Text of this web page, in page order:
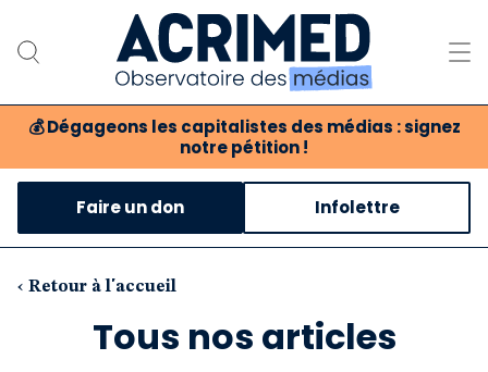
💰 Dégageons les capitalistes des médias : signez
notre pétition !
Notre association
Notre critique des médias
Notre revue
Faire un don Infolettre
‹ Retour à l'accueil
Tous nos articles